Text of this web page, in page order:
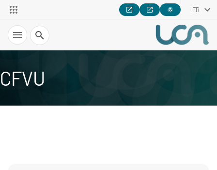
FR
Recherche
CFVU